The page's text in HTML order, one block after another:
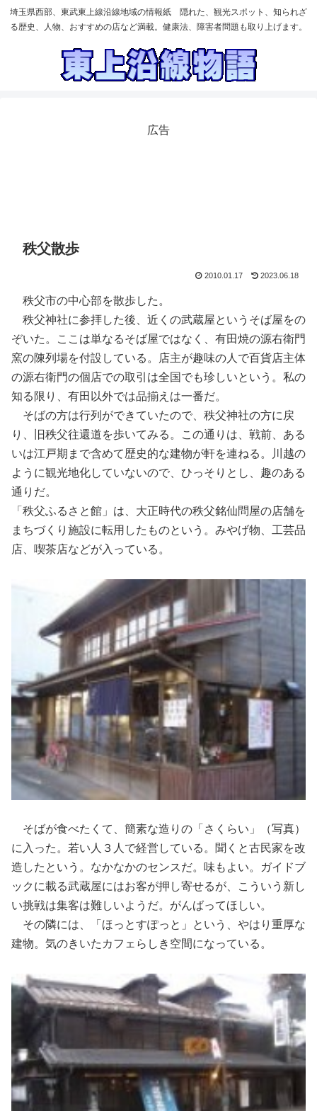
埼玉県西部、東武東上線沿線地域の情報紙 隠れた、観光スポット、知られざ
る歴史、人物、おすすめの店など満載。健康法、障害者問題も取り上げます。
広告
秩父散歩
2010.01.17 2023.06.18
秩父市の中心部を散歩した。
秩父神社に参拝した後、近くの武蔵屋というそば屋をの
ぞいた。ここは単なるそば屋ではなく、有田焼の源右衛門
窯の陳列場を付設している。店主が趣味の人で百貨店主体
の源右衛門の個店での取引は全国でも珍しいという。 私の
知る限り、有田以外では品揃えは一番だ。
そばの方は行列ができていたので、秩父神社の方に戻
り、旧秩父往還道を歩いてみる。この通りは、戦前、ある
いは江戸期まで含めて歴史的な建物が軒を連ねる。川越の
ように観光地化していないので、ひっそりとし、趣のある
通りだ。
「秩父ふるさと館」は、大正時代の秩父銘仙問屋の店舗を
まちづくり施設に転用したものという。みやげ物、工芸品
店、喫茶店などが入っている。
そばが食べたくて、簡素な造りの「さくらい」（写真）
に入った。若い人３人で経営している。聞くと古民家を改
造したという。なかなかのセンスだ。味もよい。ガイドブ
ックに載る武蔵屋にはお客が押し寄せるが、こういう新し
い挑戦は集客は難しいようだ。がんばってほしい。
その隣には、「ほっとすぽっと」という、やはり重厚な
建物。気のきいたカフェらしき空間になっている。